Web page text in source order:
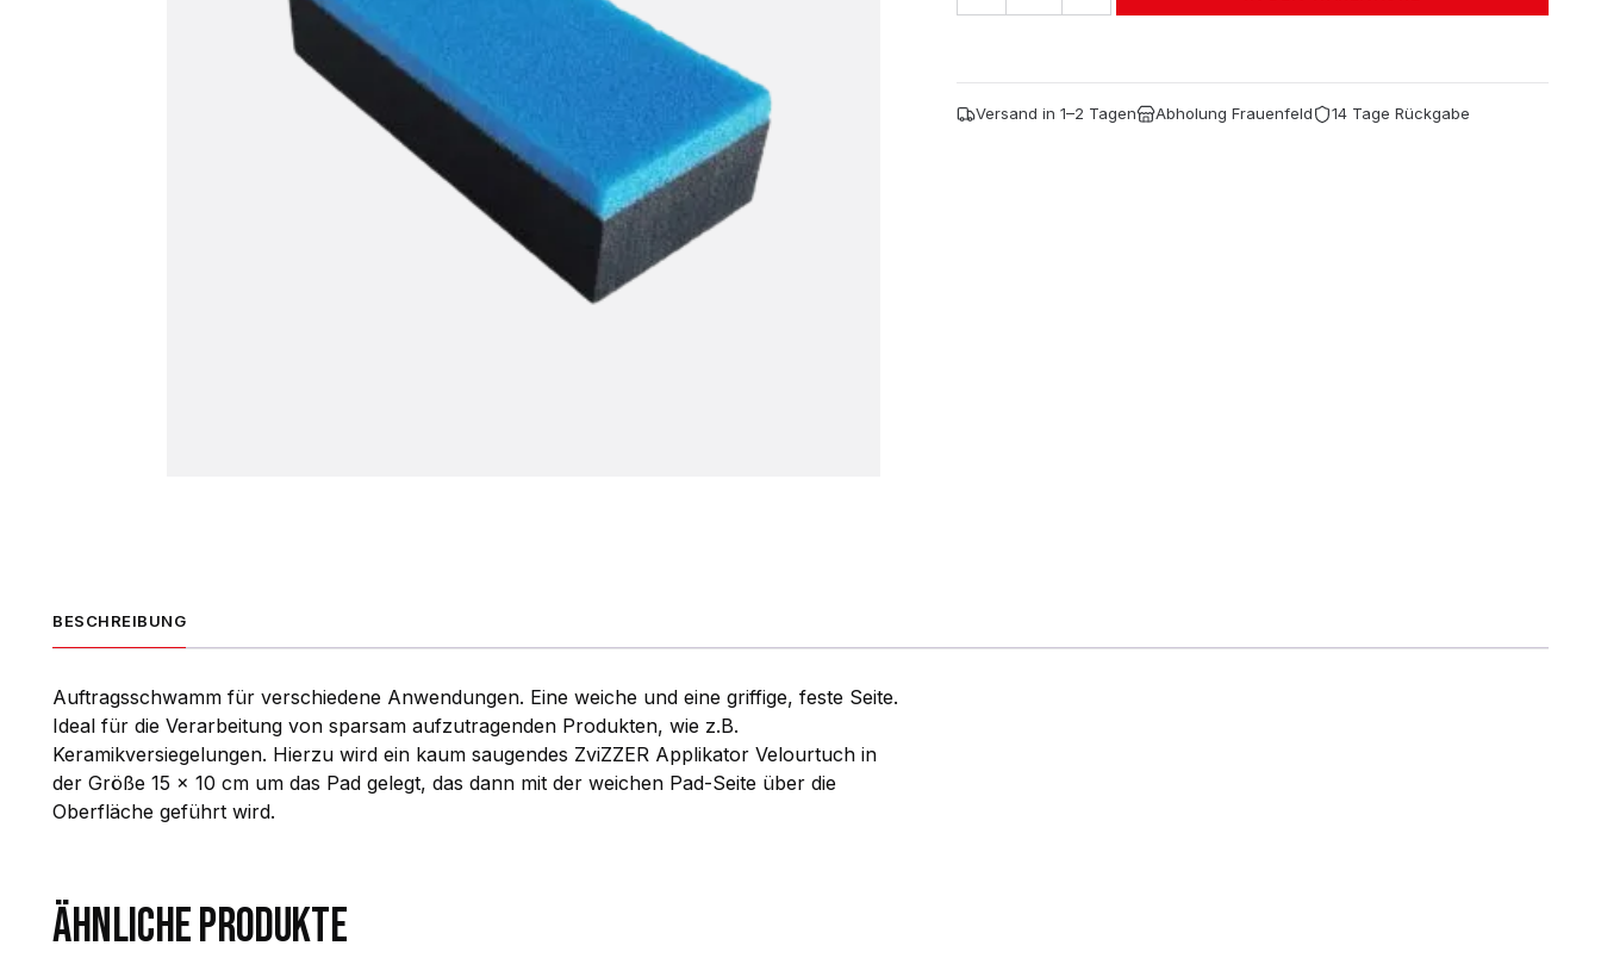
Versand in 1–2 Tagen Abholung Frauenfeld 14 Tage Rückgabe
BESCHREIBUNG
Auftragsschwamm für verschiedene Anwendungen. Eine weiche und eine griffige, feste Seite.
Ideal für die Verarbeitung von sparsam aufzutragenden Produkten, wie z.B.
Keramikversiegelungen. Hierzu wird ein kaum saugendes ZviZZER Applikator Velourtuch in
der Größe 15 x 10 cm um das Pad gelegt, das dann mit der weichen Pad-Seite über die
Oberfläche geführt wird.
ÄHNLICHE PRODUKTE